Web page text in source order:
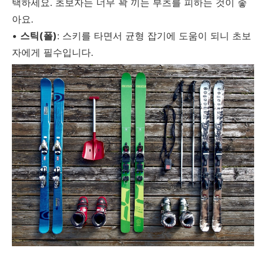
택하세요. 초보자는 너무 꽉 끼는 부츠를 피하는 것이 좋
아요.
• 스틱(폴): 스키를 타면서 균형 잡기에 도움이 되니 초보
자에게 필수입니다.